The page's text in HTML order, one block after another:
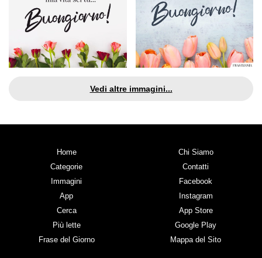
Vedi altre immagini...
Home
Categorie
Immagini
App
Cerca
Più lette
Frase del Giorno
Chi Siamo
Contatti
Facebook
Instagram
App Store
Google Play
Mappa del Sito